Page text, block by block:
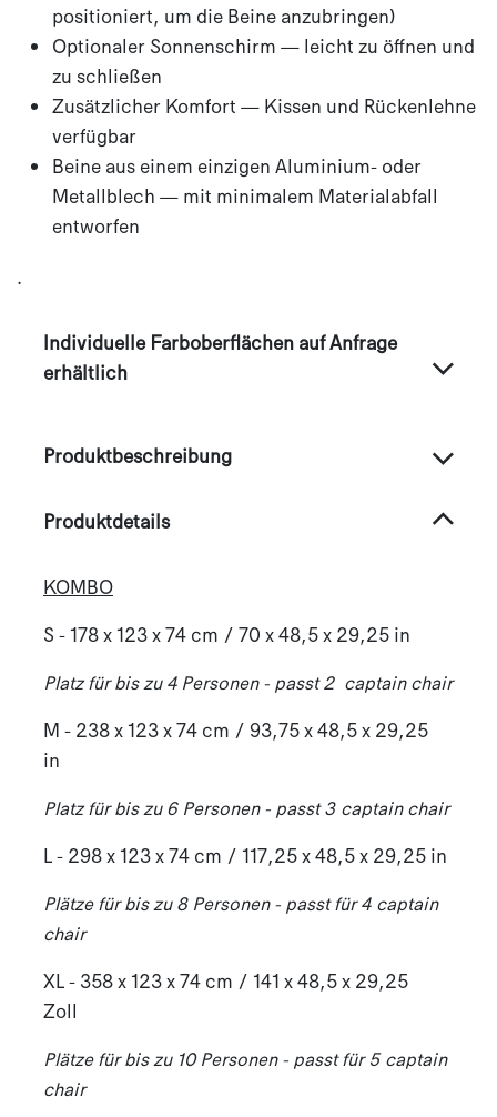
positioniert, um die Beine anzubringen)
Optionaler Sonnenschirm — leicht zu öffnen und
zu schließen
Zusätzlicher Komfort — Kissen und Rückenlehne
verfügbar
Beine aus einem einzigen Aluminium- oder
Metallblech — mit minimalem Materialabfall
entworfen
.
Individuelle Farboberflächen auf Anfrage
erhältlich
Produktbeschreibung
Produktdetails
KOMBO
S - 178 x 123 x 74 cm / 70 x 48,5 x 29,25 in
Platz für bis zu 4 Personen - passt 2 captain chair
M - 238 x 123 x 74 cm / 93,75 x 48,5 x 29,25
in
Platz für bis zu 6 Personen - passt 3 captain chair
L - 298 x 123 x 74 cm / 117,25 x 48,5 x 29,25 in
Plätze für bis zu 8 Personen - passt für 4 captain
chair
XL - 358 x 123 x 74 cm / 141 x 48,5 x 29,25
Zoll
Plätze für bis zu 10 Personen - passt für 5 captain
chair